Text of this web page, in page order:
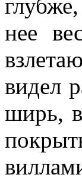
нее
видел
ширь,